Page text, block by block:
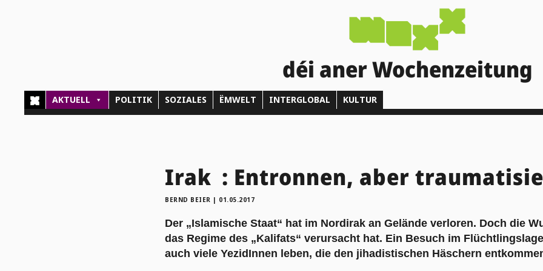
déi aner Wochenzeitung
AKTUELL POLITIK SOZIALES ËMWELT INTERGLOBAL KULTUR
Irak : Entronnen, aber
BERND BEIER | 01.05.2017
Der „Islamische Staat“ hat im Nordirak an Gelände verloren. Doch die
das Regime des „Kalifats“ verursacht hat. Ein Besuch im
auch viele YezidInnen leben, die den jihadistischen Häschern